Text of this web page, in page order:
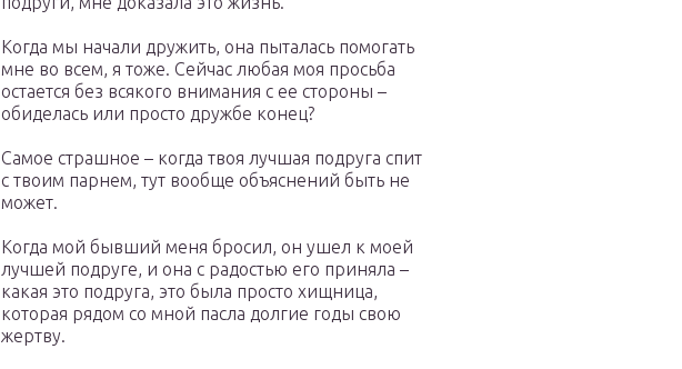
Когда мы начали дружить, она пыталась помогать
мне во всем, я тоже. Сейчас любая моя просьба
остается без всякого внимания с ее стороны –
обиделась или просто дружбе конец?
Самое страшное – когда твоя лучшая подруга спит
с твоим парнем, тут вообще объяснений быть не
может.
Когда мой бывший меня бросил, он ушел к моей
лучшей подруге, и она с радостью его приняла –
какая это подруга, это была просто хищница,
которая рядом со мной пасла долгие годы свою
жертву.